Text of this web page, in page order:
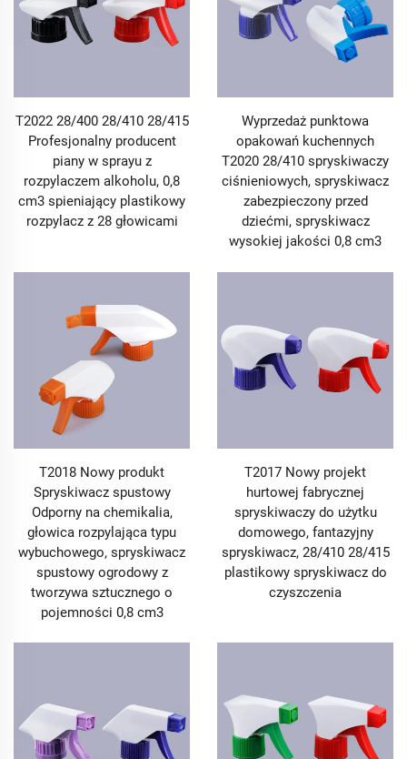
T2022 28/400 28/410 28/415
Profesjonalny producent
piany w sprayu z
rozpylaczem alkoholu, 0,8
cm3 spieniający plastikowy
rozpylacz z 28 głowicami
Wyprzedaż punktowa
opakowań kuchennych
T2020 28/410 spryskiwaczy
ciśnieniowych, spryskiwacz
zabezpieczony przed
dziećmi, spryskiwacz
wysokiej jakości 0,8 cm3
T2018 Nowy produkt
Spryskiwacz spustowy
Odporny na chemikalia,
głowica rozpylająca typu
wybuchowego, spryskiwacz
spustowy ogrodowy z
tworzywa sztucznego o
pojemności 0,8 cm3
T2017 Nowy projekt
hurtowej fabrycznej
spryskiwaczy do użytku
domowego, fantazyjny
spryskiwacz, 28/410 28/415
plastikowy spryskiwacz do
czyszczenia